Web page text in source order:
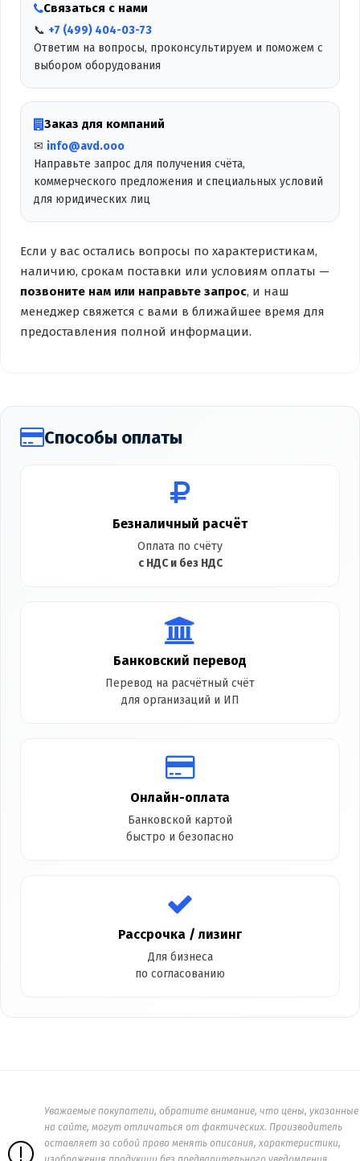
Связаться с нами
📞 +7 (499) 404-03-73
Ответим на вопросы, проконсультируем и поможем с
выбором оборудования
Заказ для компаний
✉ info@avd.ooo
Направьте запрос для получения счёта,
коммерческого предложения и специальных условий
для юридических лиц
Если у вас остались вопросы по характеристикам,
наличию, срокам поставки или условиям оплаты —
позвоните нам или направьте запрос, и наш
менеджер свяжется с вами в ближайшее время для
предоставления полной информации.
Способы оплаты
Безналичный расчёт
Оплата по счёту
с НДС и без НДС
Банковский перевод
Перевод на расчётный счёт
для организаций и ИП
Онлайн-оплата
Банковской картой
быстро и безопасно
Рассрочка / лизинг
Для бизнеса
по согласованию
Уважаемые покупатели, обратите внимание, что цены, указанные
на сайте, могут отличаться от фактических. Производитель
оставляет за собой право менять описания, характеристики,